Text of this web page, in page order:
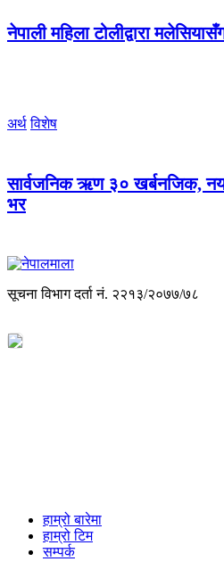
नेपाली महिला टोलीद्वारा
अर्थ विशेष
सार्वजनिक ऋण ३० खर्बनजिक,
भर
सूचना विभाग दर्ता नं. २२१३/२०७७/७८
हाम्रो बारेमा
हाम्रो टिम
सम्पर्क